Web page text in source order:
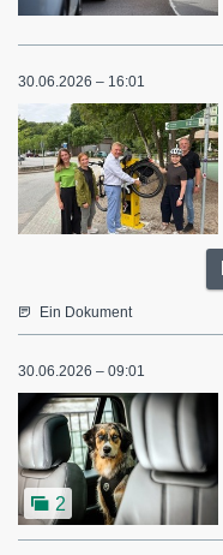
30.06.2026 – 16:01
Ein Dokument
30.06.2026 – 09:01
2